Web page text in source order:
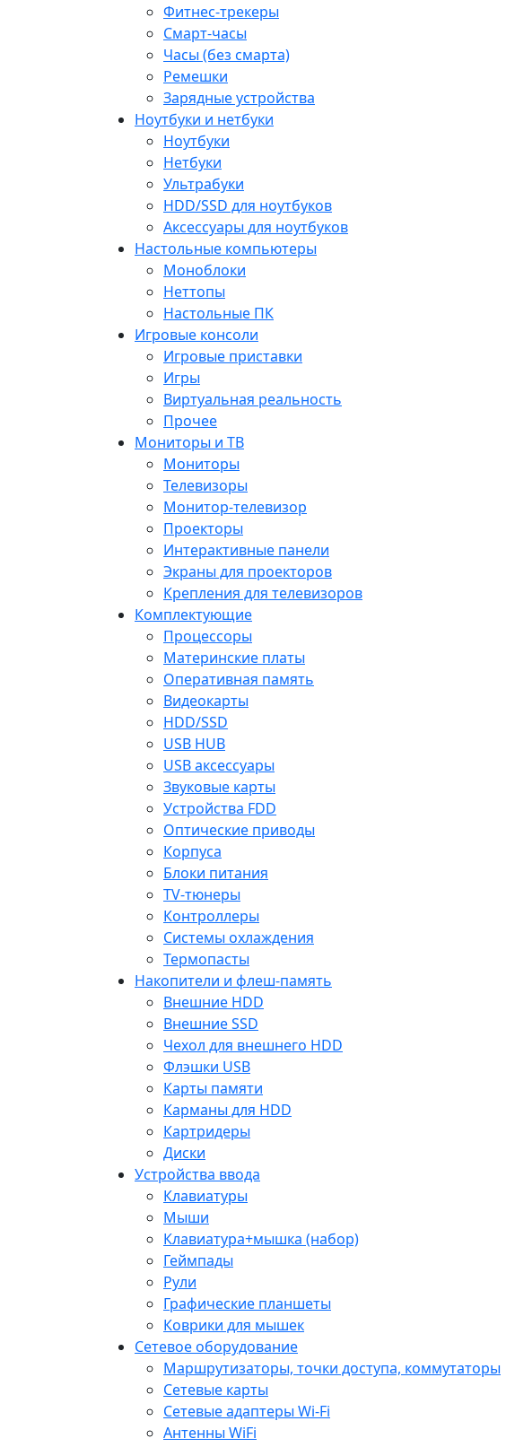
Фитнес-трекеры
Смарт-часы
Часы (без смарта)
Ремешки
Зарядные устройства
Ноутбуки и нетбуки
Ноутбуки
Нетбуки
Ультрабуки
HDD/SSD для ноутбуков
Аксессуары для ноутбуков
Настольные компьютеры
Моноблоки
Неттопы
Настольные ПК
Игровые консоли
Игровые приставки
Игры
Виртуальная реальность
Прочее
Мониторы и ТВ
Мониторы
Телевизоры
Монитор-телевизор
Проекторы
Интерактивные панели
Экраны для проекторов
Крепления для телевизоров
Комплектующие
Процессоры
Материнские платы
Оперативная память
Видеокарты
HDD/SSD
USB HUB
USB аксессуары
Звуковые карты
Устройства FDD
Оптические приводы
Корпуса
Блоки питания
TV-тюнеры
Контроллеры
Системы охлаждения
Термопасты
Накопители и флеш-память
Внешние HDD
Внешние SSD
Чехол для внешнего HDD
Флэшки USB
Карты памяти
Карманы для HDD
Картридеры
Диски
Устройства ввода
Клавиатуры
Мыши
Клавиатура+мышка (набор)
Геймпады
Рули
Графические планшеты
Коврики для мышек
Сетевое оборудование
Маршрутизаторы, точки доступа, коммутаторы
Сетевые карты
Сетевые адаптеры Wi-Fi
Антенны WiFi